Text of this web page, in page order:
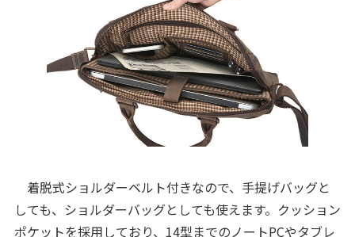
着脱式ショルダーベルト付きなので、手提げバッグと
しても、ショルダーバッグとしても使えます。クッション
ポケットを採用しており、14型までのノートPCやタブレ